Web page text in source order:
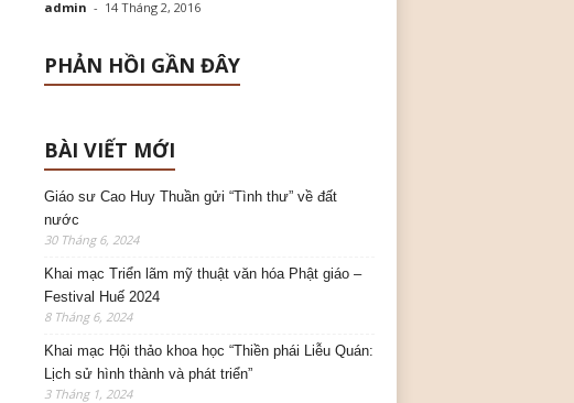
admin - 14 Tháng 2, 2016
PHẢN HỒI GẦN ĐÂY
BÀI VIẾT MỚI
Giáo sư Cao Huy Thuần gửi “Tình thư” về đất
nước
30 Tháng 6, 2024
Khai mạc Triển lãm mỹ thuật văn hóa Phật giáo –
Festival Huế 2024
8 Tháng 6, 2024
Khai mạc Hội thảo khoa học “Thiền phái Liễu Quán:
Lịch sử hình thành và phát triển”
3 Tháng 1, 2024